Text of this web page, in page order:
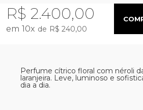
R$ 2.400,00
10x R$ 240,00
Perfume cítrico floral com néroli
laranjeira. Leve, luminoso e
dia a dia.